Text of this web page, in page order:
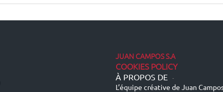
JUAN CAMPOS S.A
COOKIES POLICY
À PROPOS DE -
L’équipe créative de Juan